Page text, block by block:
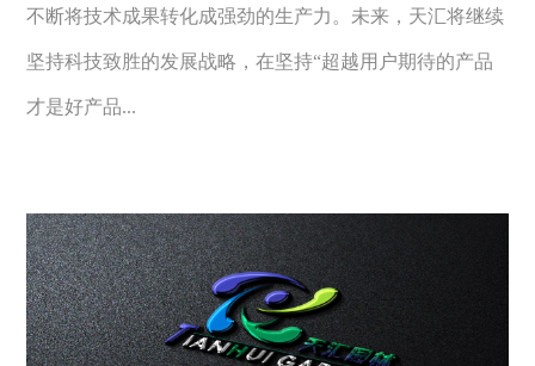
不断将技术成果转化成强劲的生产力。未来，天汇将继续
坚持科技致胜的发展战略，在坚持“超越用户期待的产品
才是好产品...